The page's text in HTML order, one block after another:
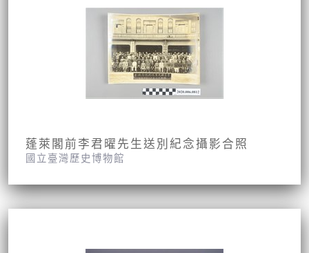
蓬萊閣前李君曜先生送別紀念攝影合照
國立臺灣歷史博物館